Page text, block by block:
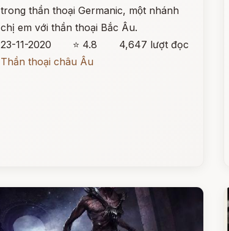
trong thần thoại Germanic, một nhánh
chị em với thần thoại Bắc Âu.
23-11-2020
⭐ 4.8
4,647 lượt đọc
Thần thoại châu Âu